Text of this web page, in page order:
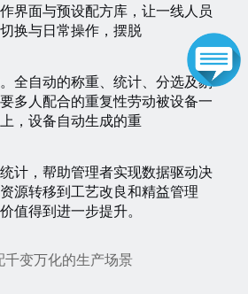
界面与预设配方库，让一线人员
换与日常操作，摆脱
全自动的称重、统计、分选及剔
多人配合的重复性劳动被设备一
，设备自动生成的重
计，帮助管理者实现数据驱动决
源转移到工艺改良和精益管理
值得到进一步提升。
千变万化的生产场景